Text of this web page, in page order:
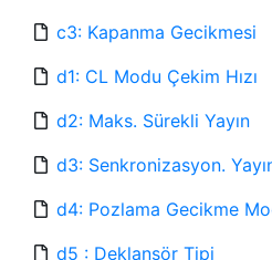
c3: Kapanma Gecikmesi
d1: CL Modu Çekim Hızı
d2: Maks. Sürekli Yayın
d3: Senkronizasyon.
d4: Pozlama Gecikme
d5 : Deklanşör Tipi